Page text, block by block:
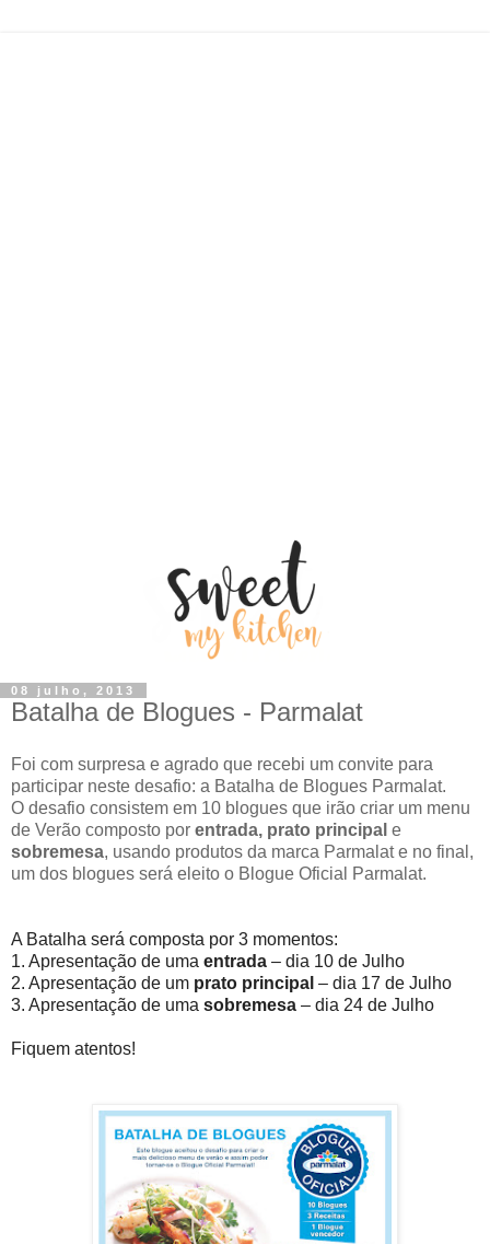
08 julho, 2013
Batalha de Blogues - Parmalat
Foi com surpresa e agrado que recebi um convite para
participar neste desafio: a Batalha de Blogues Parmalat.
O desafio consistem em 10 blogues que irão criar um menu
de Verão composto por entrada, prato principal e
sobremesa, usando produtos da marca Parmalat e no final,
um dos blogues será eleito o Blogue Oficial Parmalat.
A Batalha será composta por 3 momentos:
1. Apresentação de uma entrada – dia 10 de Julho
2. Apresentação de um prato principal – dia 17 de Julho
3. Apresentação de uma sobremesa – dia 24 de Julho
Fiquem atentos!